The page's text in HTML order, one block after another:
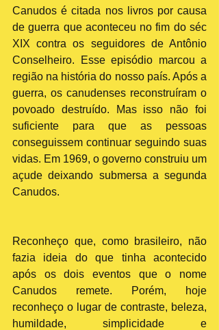
Canudos é citada nos livros por causa
de guerra que aconteceu no fim do séc
XIX contra os seguidores de Antônio
Conselheiro. Esse episódio marcou a
região na história do nosso país. Após a
guerra, os canudenses reconstruíram o
povoado destruído. Mas isso não foi
suficiente para que as pessoas
conseguissem continuar seguindo suas
vidas. Em 1969, o governo construiu um
açude deixando submersa a segunda
Canudos.
Reconheço que, como brasileiro, não
fazia ideia do que tinha acontecido
após os dois eventos que o nome
Canudos remete. Porém, hoje
reconheço o lugar de contraste, beleza,
humildade, simplicidade e